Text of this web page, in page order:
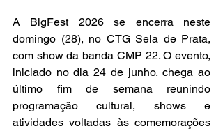
A BigFest 2026 se encerra neste
domingo (28), no CTG Sela de Prata,
com show da banda CMP 22. O evento,
iniciado no dia 24 de junho, chega ao
último fim de semana reunindo
programação cultural, shows e
atividades voltadas às comemorações